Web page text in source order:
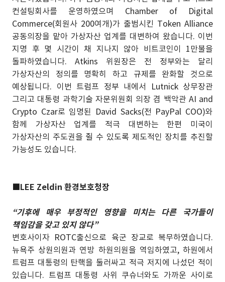
컨설팅회사를 운영하였으며 Chamber of Digital
Commerce(회원사 200여개)가 출범시킨 Token Alliance
공동의장을 맡아 가상자산 업계를 대변하여 왔습니다. 이번
지명 후 몇 시간이 채 지나지 않아 비트코인이 1만불을
돌파하였습니다. Atkins 위원장은 전 정부와는 달리
가상자산의 정의를 명확히 하고 규제를 완화할 것으로
예상됩니다. 이번 트럼프 정부 내에서 Lutnick 상무장관
그리고 대통령 과학기술 자문위원회 의장 겸 백악관 AI and
Crypto Czar로 임명된 David Sacks(전 PayPal COO)와
함께 가상자산 업계를 적극 대변하는 한편 미국이
가상자산의 주도권을 쥘 수 있도록 제도적인 장치를 추진할
가능성도 있습니다.
■LEE Zeldin 환경보호청장
“기후에 매우 부정적인 영향을 미치는 다른 국가들이
책임감을 갖고 있지 않다”
변호사이자 ROTC출신으로 육군 장교로 복무하였습니다.
뉴욕주 상원의원과 연방 하원의원을 역임하였고, 하원에서
트럼프 대통령의 탄핵을 둘러싸고 적극 저지에 나섰던 적이
있습니다. 트럼프 대통령 사위 쿠슈너와도 가까운 사이로